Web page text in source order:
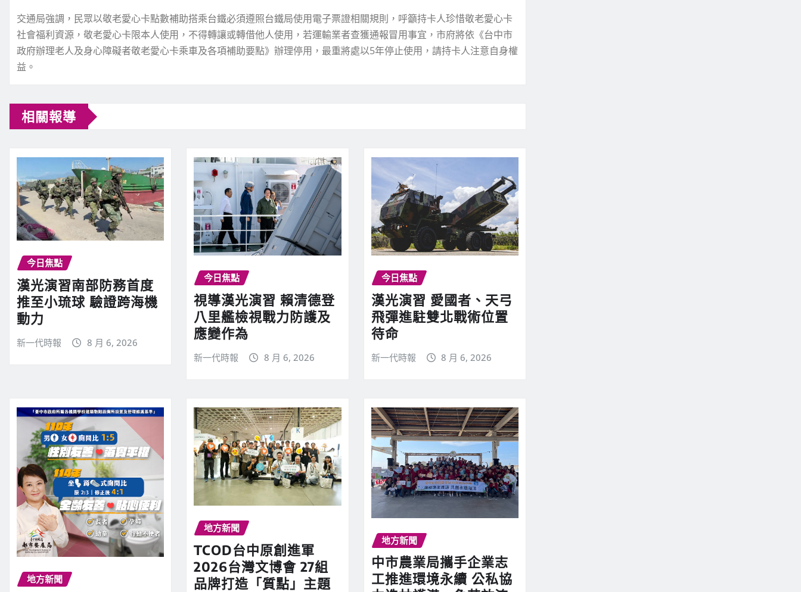
交通局強調，民眾以敬老愛心卡點數補助搭乘台鐵必須遵照台鐵局使用電子票證相關規則，呼籲持卡人珍惜敬老愛心卡
社會福利資源，敬老愛心卡限本人使用，不得轉讓或轉借他人使用，若運輸業者查獲通報冒用事宜，市府將依《台中市
政府辦理老人及身心障礙者敬老愛心卡乘車及各項補助要點》辦理停用，最重將處以5年停止使用，請持卡人注意自身權
益。
相關報導
今日焦點
漢光演習南部防務首度
推至小琉球 驗證跨海機
動力
新一代時報 8 月 6, 2026
今日焦點
視導漢光演習 賴清德登
八里艦檢視戰力防護及
應變作為
新一代時報 8 月 6, 2026
今日焦點
漢光演習 愛國者、天弓
飛彈進駐雙北戰術位置
待命
新一代時報 8 月 6, 2026
地方新聞
地方新聞
TCOD台中原創進軍
2026台灣文博會 27組
品牌打造「質點」主題
地方新聞
中市農業局攜手企業志
工推進環境永續 公私協